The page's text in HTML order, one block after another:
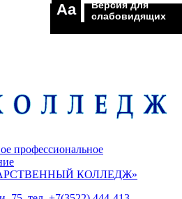
Aa
Версия для
слабовидящих
профессиональное
КОЛЛЕДЖ»